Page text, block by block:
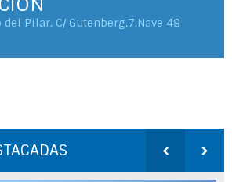
Pilar, C/ Gutenberg,7.Nave 49